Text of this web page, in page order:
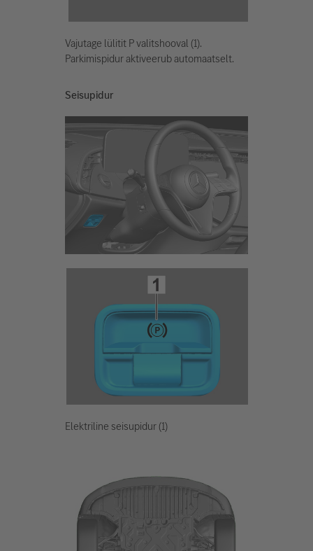
Vajutage lülitit P valitshooval (1).
Parkimispidur aktiveerub automaatselt.
Seisupidur
Elektriline seisupidur (1)